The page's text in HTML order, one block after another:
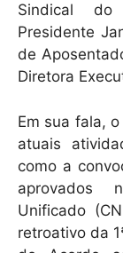
Sindical
Presidente
de
Diretora
Em sua fala,
atuais
como a
aprovados
Unificado
retroativo da